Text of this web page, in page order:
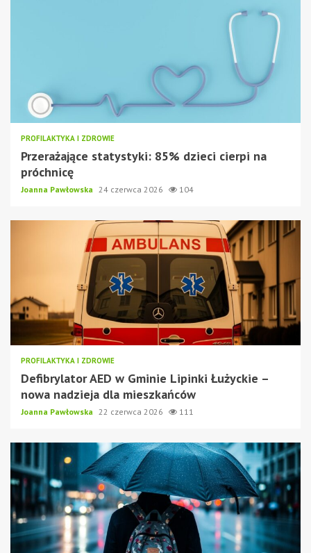
PROFILAKTYKA I ZDROWIE
Przerażające statystyki: 85% dzieci cierpi na
próchnicę
Joanna Pawłowska 24 czerwca 2026 104
PROFILAKTYKA I ZDROWIE
Defibrylator AED w Gminie Lipinki Łużyckie –
nowa nadzieja dla mieszkańców
Joanna Pawłowska 22 czerwca 2026 111